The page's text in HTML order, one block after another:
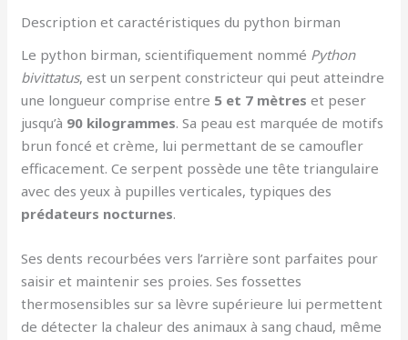
Description et caractéristiques du python birman
Le python birman, scientifiquement nommé Python
bivittatus, est un serpent constricteur qui peut atteindre
une longueur comprise entre 5 et 7 mètres et peser
jusqu’à 90 kilogrammes. Sa peau est marquée de motifs
brun foncé et crème, lui permettant de se camoufler
efficacement. Ce serpent possède une tête triangulaire
avec des yeux à pupilles verticales, typiques des
prédateurs nocturnes.
Ses dents recourbées vers l’arrière sont parfaites pour
saisir et maintenir ses proies. Ses fossettes
thermosensibles sur sa lèvre supérieure lui permettent
de détecter la chaleur des animaux à sang chaud, même